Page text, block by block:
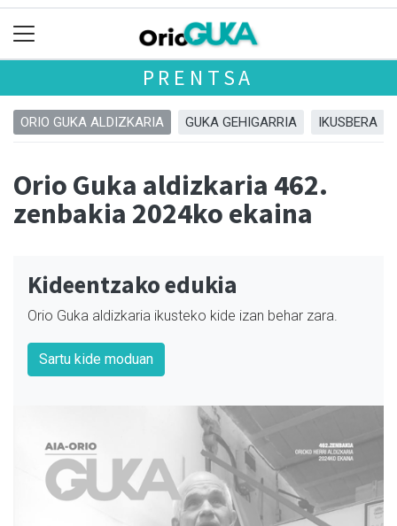
PRENTSA
ORIO GUKA ALDIZKARIA GUKA GEHIGARRIA IKUSBERA
Orio Guka aldizkaria 462.
zenbakia 2024ko ekaina
Kideentzako edukia
Orio Guka aldizkaria ikusteko kide izan behar zara.
Sartu kide moduan